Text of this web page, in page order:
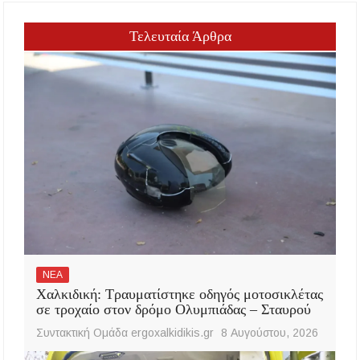
Τελευταία Άρθρα
ΝΕΑ
Χαλκιδική: Τραυματίστηκε οδηγός μοτοσικλέτας
σε τροχαίο στον δρόμο Ολυμπιάδας – Σταυρού
Συντακτική Ομάδα ergoxalkidikis.gr 8 Αυγούστου, 2026